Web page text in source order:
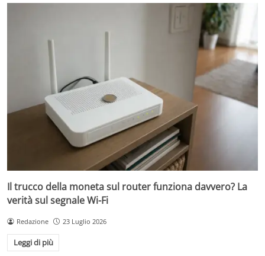
Il trucco della moneta sul router funziona davvero? La
verità sul segnale Wi-Fi
Redazione 23 Luglio 2026
Leggi di più